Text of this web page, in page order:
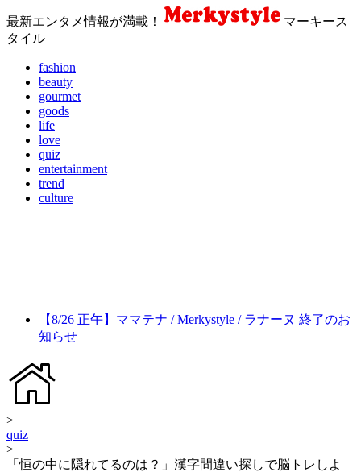
最新エンタメ情報が満載！
マーキース
タイル
fashion
beauty
gourmet
goods
life
love
quiz
entertainment
trend
culture
【8/26 正午】ママテナ / Merkystyle / ラナーヌ 終了のお
知らせ
>
quiz
>
「恒の中に隠れてるのは？」漢字間違い探しで脳トレしよ